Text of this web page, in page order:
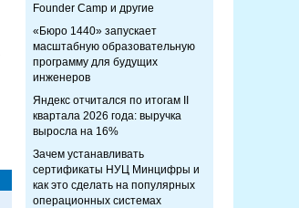
Founder Camp и другие
«Бюро 1440» запускает
масштабную образовательную
программу для будущих
инженеров
Яндекс отчитался по итогам II
квартала 2026 года: выручка
выросла на 16%
Зачем устанавливать
сертификаты НУЦ Минцифры и
как это сделать на популярных
операционных системах